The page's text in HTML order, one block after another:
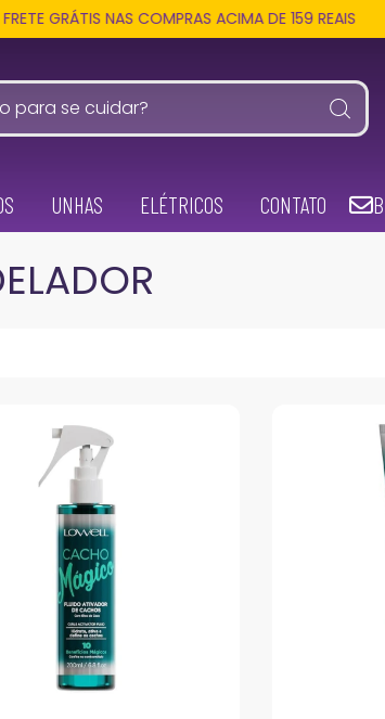
NAS COMPRAS ACIMA DE 159 REAIS PAGUE
UNHAS ELÉTRICOS CONTATO